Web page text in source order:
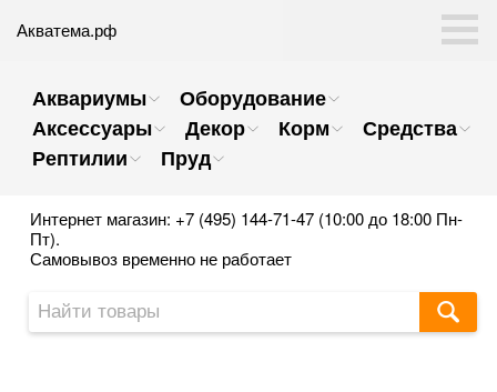
Акватема.рф
Аквариумы
Оборудование
Аксессуары
Декор Корм
Средства
Рептилии
Пруд
Интернет магазин: +7 (495) 144-71-47 (10:00 до 18:00 Пн-
Пт).
Самовывоз временно не работает